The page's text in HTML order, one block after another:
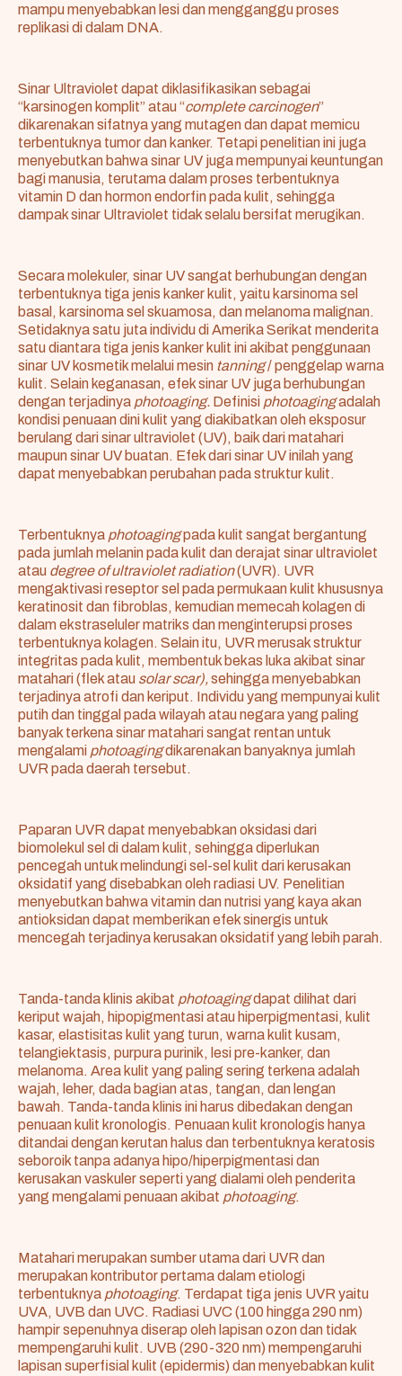
mampu menyebabkan lesi dan mengganggu proses
replikasi di dalam DNA.
Sinar Ultraviolet dapat diklasifikasikan sebagai
“karsinogen komplit” atau “complete carcinogen”
dikarenakan sifatnya yang mutagen dan dapat memicu
terbentuknya tumor dan kanker. Tetapi penelitian ini juga
menyebutkan bahwa sinar UV juga mempunyai keuntungan
bagi manusia, terutama dalam proses terbentuknya
vitamin D dan hormon endorfin pada kulit, sehingga
dampak sinar Ultraviolet tidak selalu bersifat merugikan.
Secara molekuler, sinar UV sangat berhubungan dengan
terbentuknya tiga jenis kanker kulit, yaitu karsinoma sel
basal, karsinoma sel skuamosa, dan melanoma malignan.
Setidaknya satu juta individu di Amerika Serikat menderita
satu diantara tiga jenis kanker kulit ini akibat penggunaan
sinar UV kosmetik melalui mesin tanning/ penggelap warna
kulit. Selain keganasan, efek sinar UV juga berhubungan
dengan terjadinya photoaging. Definisi photoagingadalah
kondisi penuaan dini kulit yang diakibatkan oleh eksposur
berulang dari sinar ultraviolet (UV), baik dari matahari
maupun sinar UV buatan. Efek dari sinar UV inilah yang
dapat menyebabkan perubahan pada struktur kulit.
Terbentuknya photoagingpada kulit sangat bergantung
pada jumlah melanin pada kulit dan derajat sinar ultraviolet
atau degree of ultraviolet radiation(UVR). UVR
mengaktivasi reseptor sel pada permukaan kulit khususnya
keratinosit dan fibroblas, kemudian memecah kolagen di
dalam ekstraseluler matriks dan menginterupsi proses
terbentuknya kolagen. Selain itu, UVR merusak struktur
integritas pada kulit, membentuk bekas luka akibat sinar
matahari (flek atau solar scar),sehingga menyebabkan
terjadinya atrofi dan keriput. Individu yang mempunyai kulit
putih dan tinggal pada wilayah atau negara yang paling
banyak terkena sinar matahari sangat rentan untuk
mengalami photoagingdikarenakan banyaknya jumlah
UVR pada daerah tersebut.
Paparan UVR dapat menyebabkan oksidasi dari
biomolekul sel di dalam kulit, sehingga diperlukan
pencegah untuk melindungi sel-sel kulit dari kerusakan
oksidatif yang disebabkan oleh radiasi UV. Penelitian
menyebutkan bahwa vitamin dan nutrisi yang kaya akan
antioksidan dapat memberikan efek sinergis untuk
mencegah terjadinya kerusakan oksidatif yang lebih parah.
Tanda-tanda klinis akibat photoagingdapat dilihat dari
keriput wajah, hipopigmentasi atau hiperpigmentasi, kulit
kasar, elastisitas kulit yang turun, warna kulit kusam,
telangiektasis, purpura purinik, lesi pre-kanker, dan
melanoma. Area kulit yang paling sering terkena adalah
wajah, leher, dada bagian atas, tangan, dan lengan
bawah. Tanda-tanda klinis ini harus dibedakan dengan
penuaan kulit kronologis. Penuaan kulit kronologis hanya
ditandai dengan kerutan halus dan terbentuknya keratosis
seboroik tanpa adanya hipo/hiperpigmentasi dan
kerusakan vaskuler seperti yang dialami oleh penderita
yang mengalami penuaan akibat photoaging.
Matahari merupakan sumber utama dari UVR dan
merupakan kontributor pertama dalam etiologi
terbentuknya photoaging. Terdapat tiga jenis UVR yaitu
UVA, UVB dan UVC. Radiasi UVC (100 hingga 290 nm)
hampir sepenuhnya diserap oleh lapisan ozon dan tidak
mempengaruhi kulit. UVB (290-320 nm) mempengaruhi
lapisan superfisial kulit (epidermis) dan menyebabkan kulit